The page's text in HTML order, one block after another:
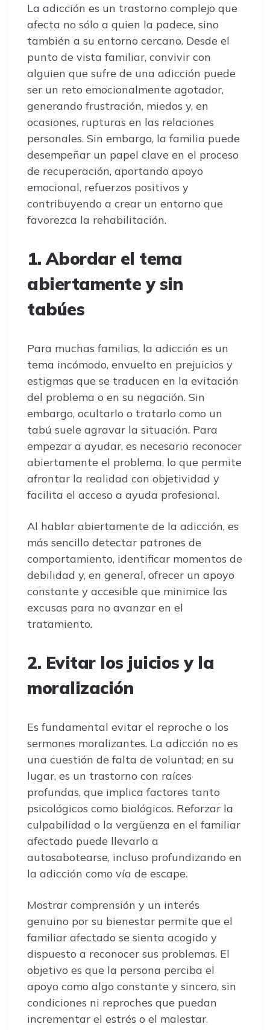
La adicción es un trastorno complejo que
afecta no sólo a quien la padece, sino
también a su entorno cercano. Desde el
punto de vista familiar, convivir con
alguien que sufre de una adicción puede
ser un reto emocionalmente agotador,
generando frustración, miedos y, en
ocasiones, rupturas en las relaciones
personales. Sin embargo, la familia puede
desempeñar un papel clave en el proceso
de recuperación, aportando apoyo
emocional, refuerzos positivos y
contribuyendo a crear un entorno que
favorezca la rehabilitación.
1. Abordar el tema
abiertamente y sin
tabúes
Para muchas familias, la adicción es un
tema incómodo, envuelto en prejuicios y
estigmas que se traducen en la evitación
del problema o en su negación. Sin
embargo, ocultarlo o tratarlo como un
tabú suele agravar la situación. Para
empezar a ayudar, es necesario reconocer
abiertamente el problema, lo que permite
afrontar la realidad con objetividad y
facilita el acceso a ayuda profesional.
Al hablar abiertamente de la adicción, es
más sencillo detectar patrones de
comportamiento, identificar momentos de
debilidad y, en general, ofrecer un apoyo
constante y accesible que minimice las
excusas para no avanzar en el
tratamiento.
2. Evitar los juicios y la
moralización
Es fundamental evitar el reproche o los
sermones moralizantes. La adicción no es
una cuestión de falta de voluntad; en su
lugar, es un trastorno con raíces
profundas, que implica factores tanto
psicológicos como biológicos. Reforzar la
culpabilidad o la vergüenza en el familiar
afectado puede llevarlo a
autosabotearse, incluso profundizando en
la adicción como vía de escape.
Mostrar comprensión y un interés
genuino por su bienestar permite que el
familiar afectado se sienta acogido y
dispuesto a reconocer sus problemas. El
objetivo es que la persona perciba el
apoyo como algo constante y sincero, sin
condiciones ni reproches que puedan
incrementar el estrés o el malestar.